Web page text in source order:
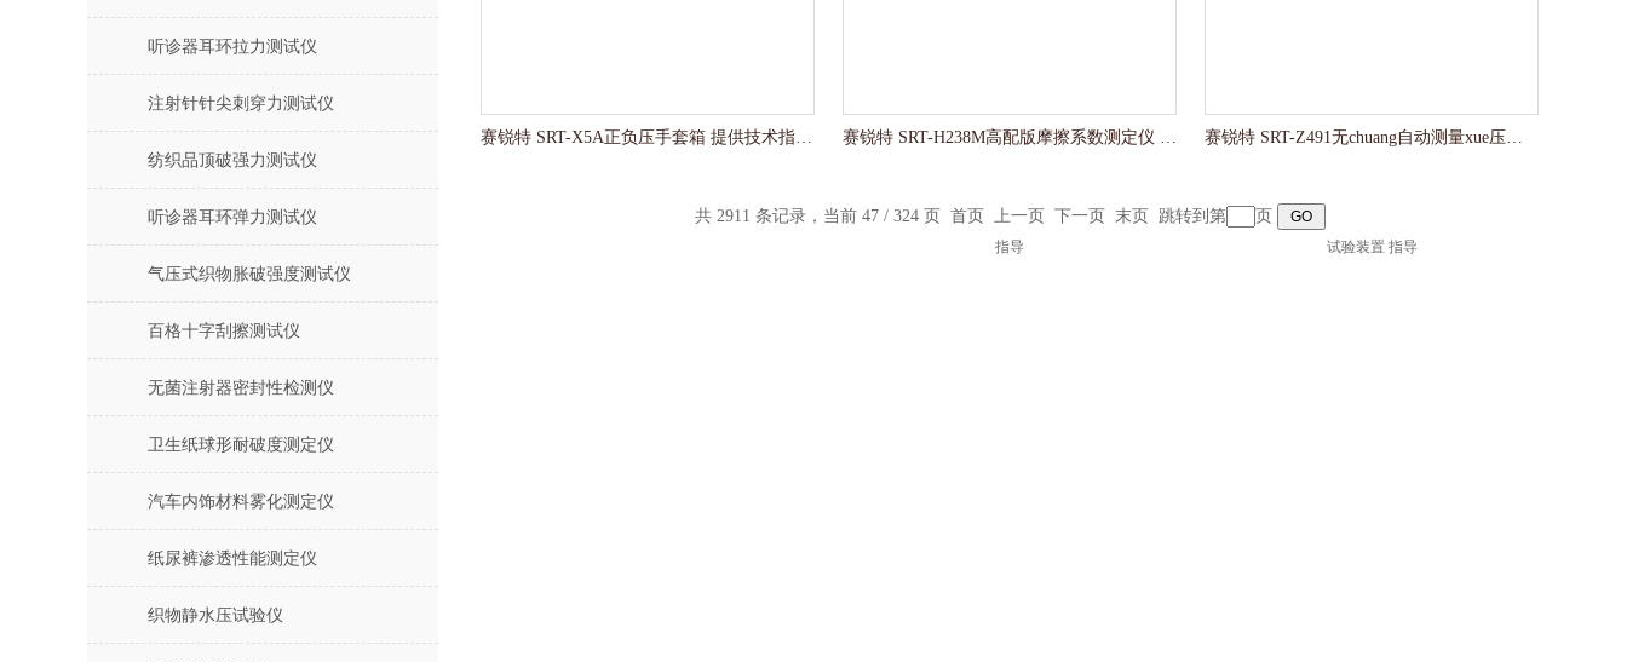
听诊器耳环拉力测试仪
注射针针尖刺穿力测试仪
纺织品顶破强力测试仪
听诊器耳环弹力测试仪
气压式织物胀破强度测试仪
百格十字刮擦测试仪
无菌注射器密封性检测仪
卫生纸球形耐破度测定仪
汽车内饰材料雾化测定仪
纸尿裤渗透性能测定仪
织物静水压试验仪
赛锐特 SRT-X5A正负压手套箱 提供技术指导测试 赛锐特 SRT-H238M高配版摩擦系数测定仪 技术指导 赛锐特 SRT-Z491无chuang自动测量xue压计寿命试验装置 指导
共 2911 条记录，当前 47 / 324 页 首页 上一页 下一页 末页 跳转到第 页